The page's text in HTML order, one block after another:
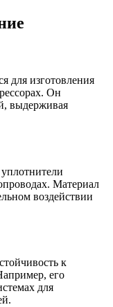
для изготовления
Он
выдерживая
Материал
воздействии
к
его
для